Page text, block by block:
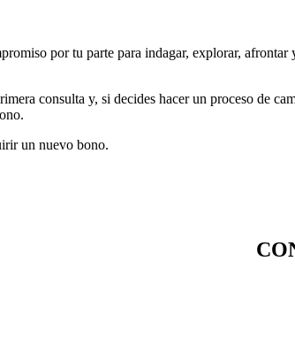
por tu parte para indagar, explorar,
consulta y, si decides hacer un proceso de
un nuevo bono.